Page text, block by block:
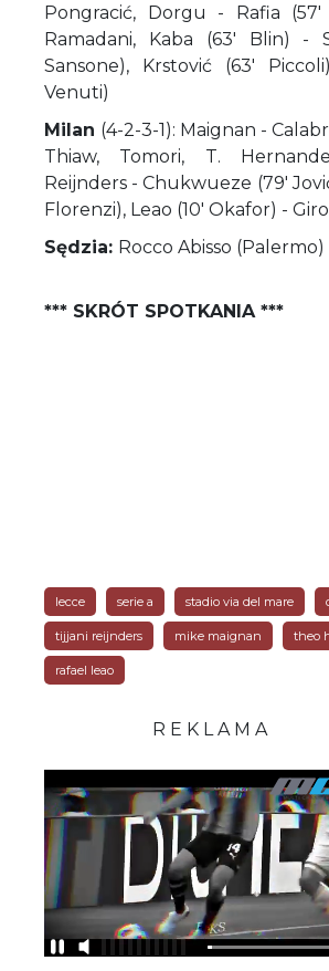
Pongracić, Dorgu - Rafia (57'
Ramadani, Kaba (63' Blin) -
Sansone), Krstović (63'
Venuti)
Milan (4-2-3-1): Maignan -
Thiaw, Tomori, T.
Reijnders - Chukwueze (79'
Florenzi), Leao (10' Okafor) -
Sędzia: Rocco Abisso (Palermo)
*** SKRÓT SPOTKANIA ***
lecce serie a stadio via del mare
tijjani reijnders mike maignan theo
rafael leao
R E K L A M A